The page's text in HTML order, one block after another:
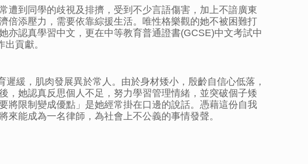
遭到同學的歧視及排擠，受到不少言語傷害，加上不諳廣東
倍添壓力，需要依靠綜援生活。唯性格樂觀的她不被困難打
亦認真學習中文，更在中等教育普通證書(GCSE)中文考試中
貢獻。
緩，肌肉發展異於常人。由於身材矮小，殷齡自信心低落，
，她認真反思個人不足，努力學習管理情緒，並突破個子矮
將限制變成優點」是她經常掛在口邊的說話。憑藉這份自我
能成為一名律師，為社會上不公義的事情發聲。